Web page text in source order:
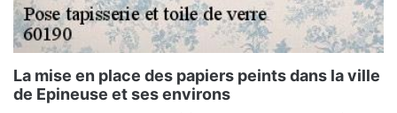
La mise en place des papiers peints dans la ville
de Epineuse et ses environs